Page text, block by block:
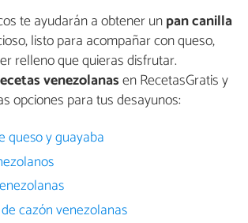
te ayudarán a obtener unpan canilla
listo para acompañar con queso,
relleno que quieras disfrutar.
venezolanasen RecetasGratis y
opciones para tus desayunos:
queso y guayaba
cazón venezolanas